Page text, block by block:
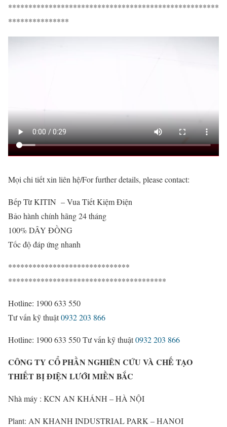
****************************************************
***************
Mọi chi tiết xin liên hệ/For further details, please contact:
Bếp Từ KITIN – Vua Tiết Kiệm Điện
Bảo hành chính hãng 24 tháng
100% DÂY ĐỒNG
Tốc độ đáp ứng nhanh
******************************
***************************************
Hotline: 1900 633 550
Tư vấn kỹ thuật0932 203 866
Hotline: 1900 633 550Tư vấn kỹ thuật0932 203 866
CÔNG TY CỔ PHẦN NGHIÊN CỨU VÀ CHẾ TẠO
THIẾT BỊ ĐIỆN LƯỚI MIỀN BẮC
Nhà máy : KCN AN KHÁNH – HÀ NỘI
Plant: AN KHANH INDUSTRIAL PARK – HANOI